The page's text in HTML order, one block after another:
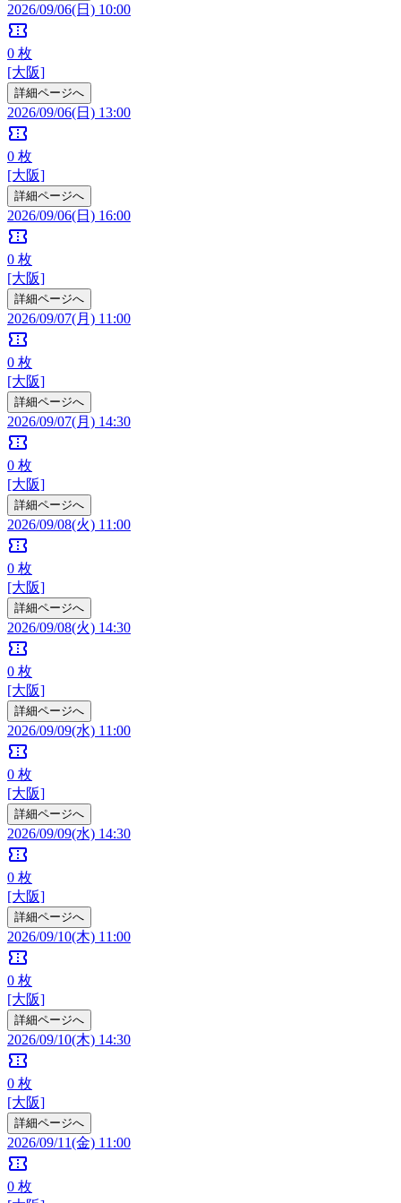
2026/09/06(日) 10:00
confirmation_number
0 枚
[大阪]
詳細ページへ
2026/09/06(日) 13:00
confirmation_number
0 枚
[大阪]
詳細ページへ
2026/09/06(日) 16:00
confirmation_number
0 枚
[大阪]
詳細ページへ
2026/09/07(月) 11:00
confirmation_number
0 枚
[大阪]
詳細ページへ
2026/09/07(月) 14:30
confirmation_number
0 枚
[大阪]
詳細ページへ
2026/09/08(火) 11:00
confirmation_number
0 枚
[大阪]
詳細ページへ
2026/09/08(火) 14:30
confirmation_number
0 枚
[大阪]
詳細ページへ
2026/09/09(水) 11:00
confirmation_number
0 枚
[大阪]
詳細ページへ
2026/09/09(水) 14:30
confirmation_number
0 枚
[大阪]
詳細ページへ
2026/09/10(木) 11:00
confirmation_number
0 枚
[大阪]
詳細ページへ
2026/09/10(木) 14:30
confirmation_number
0 枚
[大阪]
詳細ページへ
2026/09/11(金) 11:00
confirmation_number
0 枚